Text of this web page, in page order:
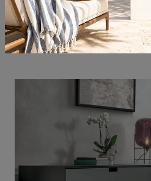
TIME UNIT TI 105